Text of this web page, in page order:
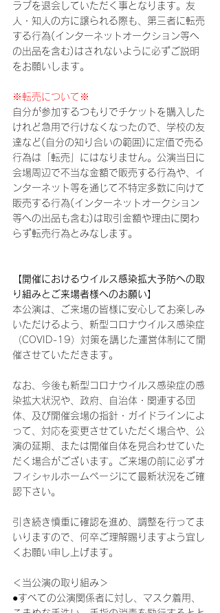
ラブを退会していただく事となります。友
人・知人の方に譲られる際も、第三者に転売
する行為(インターネットオークション等へ
の出品を含む)はされないように必ずご説明
をお願いします。
※転売について※
自分が参加するつもりでチケットを購入した
けれど急用で行けなくなったので、学校の友
達など(自分の知り合いの範囲)に定価で売る
行為は「転売」にはなりません。公演当日に
会場周辺で不当な金額で販売する行為や、イ
ンターネット等を通じて不特定多数に向けて
販売する行為(インターネットオークション
等への出品も含む)は取引金額や理由に関わ
らず転売行為とみなします。
【開催におけるウイルス感染拡大予防への取
り組みとご来場者様へのお願い】
本公演は、ご来場の皆様に安心してお楽しみ
いただけるよう、新型コロナウイルス感染症
（COVID-19）対策を講じた運営体制にて開
催させていただきます。
なお、今後も新型コロナウイルス感染症の感
染拡大状況や、政府、自治体・関連する団
体、及び開催会場の指針・ガイドラインによ
って、対応を変更させていただく場合や、公
演の延期、または開催自体を見合わせていた
だく場合がございます。ご来場の前に必ずオ
フィシャルホームページにて最新状況をご確
認下さい。
引き続き慎重に確認を進め、調整を行ってま
いりますので、何卒ご理解賜りますよう宜し
くお願い申し上げます。
＜当公演の取り組み＞
●すべての公演関係者に対し、マスク着用、